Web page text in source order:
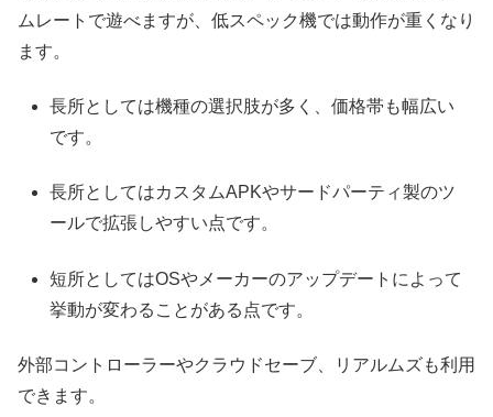
ムレートで遊べますが、低スペック機では動作が重くなり
ます。
長所としては機種の選択肢が多く、価格帯も幅広い
です。
長所としてはカスタムAPKやサードパーティ製のツ
ールで拡張しやすい点です。
短所としてはOSやメーカーのアップデートによって
挙動が変わることがある点です。
外部コントローラーやクラウドセーブ、リアルムズも利用
できます。